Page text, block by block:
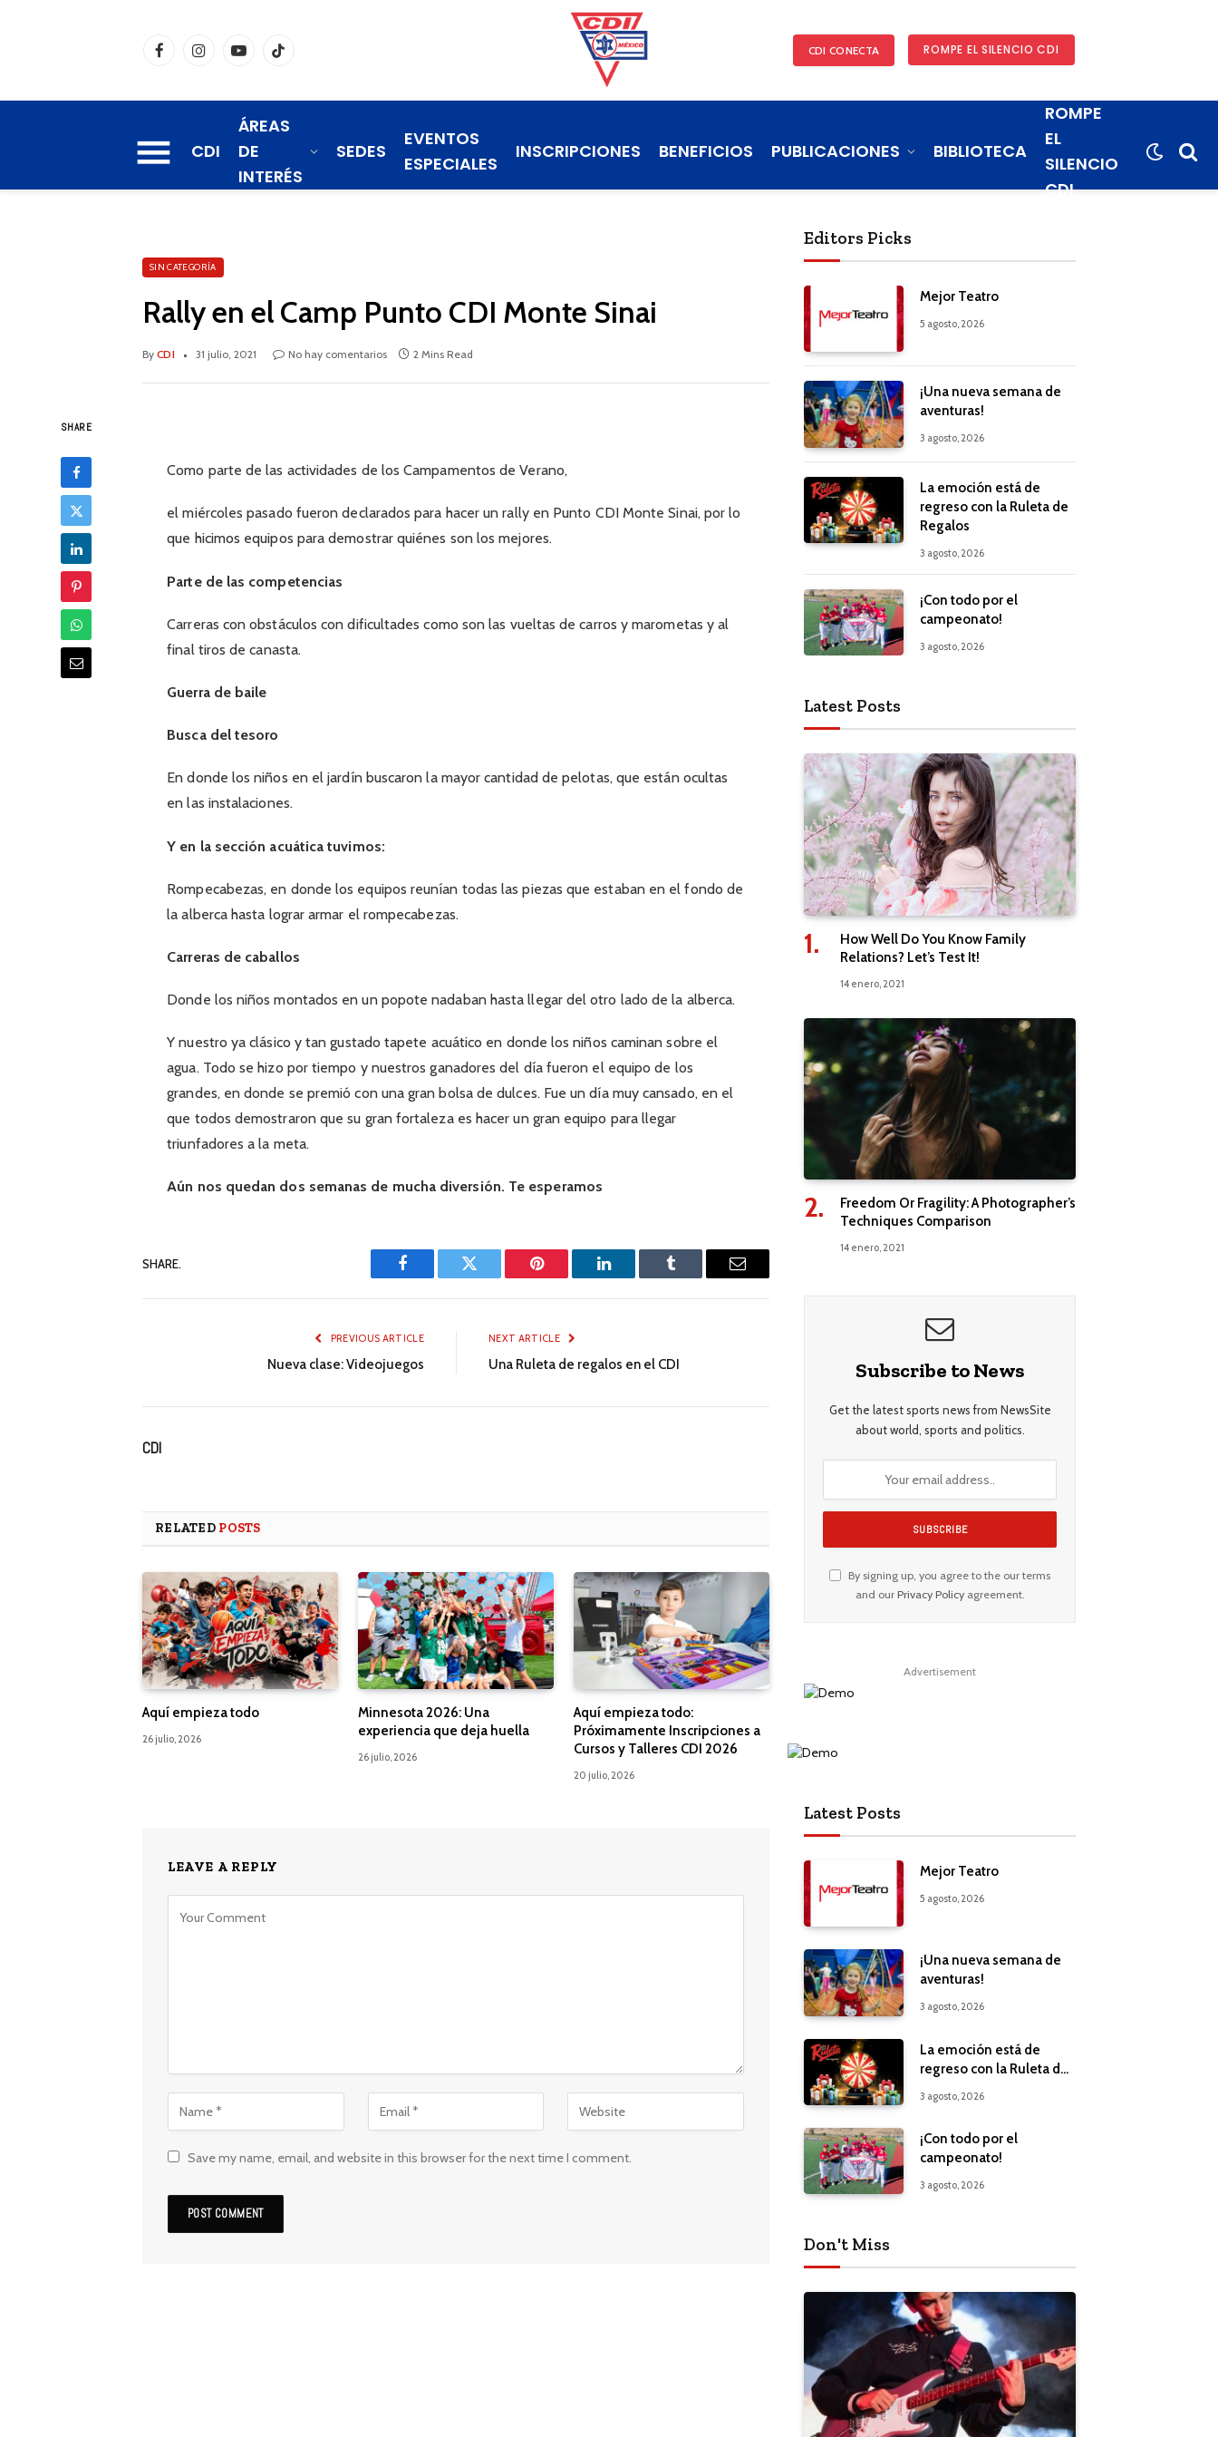
FacebookInstagramYouTubeTikTok CDI CONECTA ROMPE EL SILENCIO CDI
CDI
ÁREAS
DE
INTERÉS
SEDES
EVENTOS
ESPECIALES
INSCRIPCIONES BENEFICIOS PUBLICACIONES BIBLIOTECA
ROMPE
EL
SILENCIO
CDI
SIN CATEGORÍA
Rally en el Camp Punto CDI Monte Sinai
By CDI 31 julio, 2021 No hay comentarios 2 Mins Read
SHARE
Como parte de las actividades de los Campamentos de Verano,
el miércoles pasado fueron declarados para hacer un rally en Punto CDI Monte Sinai, por lo
que hicimos equipos para demostrar quiénes son los mejores.
Parte de las competencias
Carreras con obstáculos con dificultades como son las vueltas de carros y marometas y al
final tiros de canasta.
Guerra de baile
Busca del tesoro
En donde los niños en el jardín buscaron la mayor cantidad de pelotas, que están ocultas
en las instalaciones.
Y en la sección acuática tuvimos:
Rompecabezas, en donde los equipos reunían todas las piezas que estaban en el fondo de
la alberca hasta lograr armar el rompecabezas.
Carreras de caballos
Donde los niños montados en un popote nadaban hasta llegar del otro lado de la alberca.
Y nuestro ya clásico y tan gustado tapete acuático en donde los niños caminan sobre el
agua. Todo se hizo por tiempo y nuestros ganadores del día fueron el equipo de los
grandes, en donde se premió con una gran bolsa de dulces. Fue un día muy cansado, en el
que todos demostraron que su gran fortaleza es hacer un gran equipo para llegar
triunfadores a la meta.
Aún nos quedan dos semanas de mucha diversión. Te esperamos
SHARE.
Facebook Twitter Pinterest LinkedIn Tumblr Email
PREVIOUS ARTICLE
Nueva clase: Videojuegos
NEXT ARTICLE
Una Ruleta de regalos en el CDI
CDI
RELATED POSTS
Aquí empieza todo
26 julio, 2026
Minnesota 2026: Una
experiencia que deja huella
26 julio, 2026
Aquí empieza todo:
Próximamente Inscripciones a
Cursos y Talleres CDI 2026
20 julio, 2026
LEAVE A REPLY
Save my name, email, and website in this browser for the next time I comment.
Editors Picks
Mejor Teatro
5 agosto, 2026
¡Una nueva semana de
aventuras!
3 agosto, 2026
La emoción está de
regreso con la Ruleta de
Regalos
3 agosto, 2026
¡Con todo por el
campeonato!
3 agosto, 2026
Latest Posts
How Well Do You Know Family
Relations? Let’s Test It!
14 enero, 2021
Freedom Or Fragility: A Photographer’s
Techniques Comparison
14 enero, 2021
Subscribe to News
Get the latest sports news from NewsSite
about world, sports and politics.
By signing up, you agree to the our terms
and our Privacy Policyagreement.
Advertisement
Latest Posts
Mejor Teatro
5 agosto, 2026
¡Una nueva semana de
aventuras!
3 agosto, 2026
La emoción está de
regreso con la Ruleta de
3 agosto, 2026
¡Con todo por el
campeonato!
3 agosto, 2026
Don't Miss